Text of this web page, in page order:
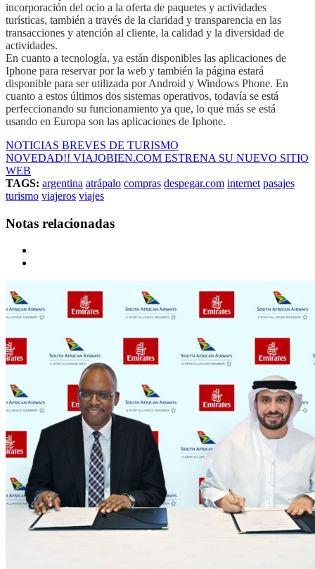
incorporación del ocio a la oferta de paquetes y actividades
turísticas, también a través de la claridad y transparencia en las
transacciones y atención al cliente, la calidad y la diversidad de
actividades.
En cuanto a tecnología, ya están disponibles las aplicaciones de
Iphone para reservar por la web y también la página estará
disponible para ser utilizada por Android y Windows Phone. En
cuanto a estos últimos dos sistemas operativos, todavía se está
perfeccionando su funcionamiento ya que, lo que más se está
usando en Europa son las aplicaciones de Iphone.
NOTICIAS BREVES DE TURISMO
NOVEDAD!! VIAJOBIEN.COM ESTRENA SU NUEVO SITIO
WEB
TAGS: argentina atrápalo compras despegar.com internet pasajes
turismo viajeros viajes
Notas relacionadas